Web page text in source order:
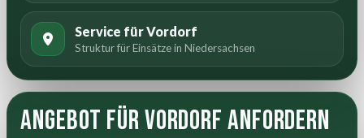
Service für Vordorf
Struktur für Einsätze in Niedersachsen
Angebot für Vordorf anfordern